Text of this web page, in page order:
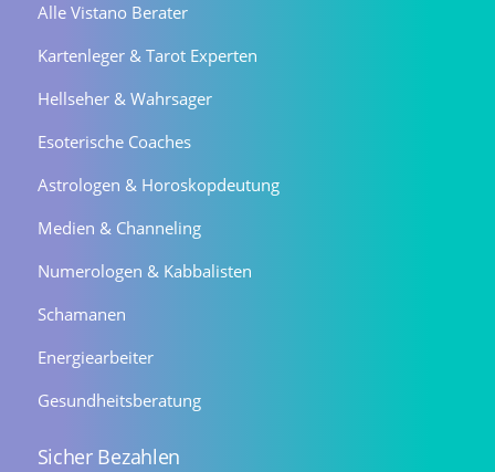
Alle Vistano Berater
Kartenleger & Tarot Experten
Hellseher & Wahrsager
Esoterische Coaches
Astrologen & Horoskopdeutung
Medien & Channeling
Numerologen & Kabbalisten
Schamanen
Energiearbeiter
Gesundheitsberatung
Sicher Bezahlen